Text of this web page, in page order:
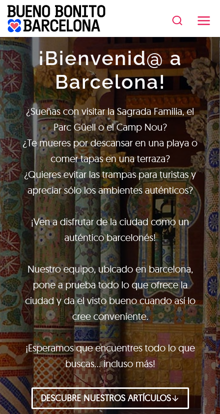
Saltar
contenido
¡Bienvenid@ a
Barcelona!
¿Sueñas con visitar la Sagrada Familia, el
Parc Güell o el Camp Nou?
¿Te mueres por descansar en una playa o
comer tapas en una terraza?
¿Quieres evitar las trampas para turistas y
apreciar sólo los ambientes auténticos?
¡Ven a disfrutar de la ciudad como un
auténtico barcelonés!
Nuestro equipo, ubicado en barcelona,
pone a prueba todo lo que ofrece la
ciudad y da el visto bueno cuando así lo
cree conveniente.
¡Esperamos que encuentres todo lo que
buscas… incluso más!
DESCUBRE NUESTROS ARTÍCULOS